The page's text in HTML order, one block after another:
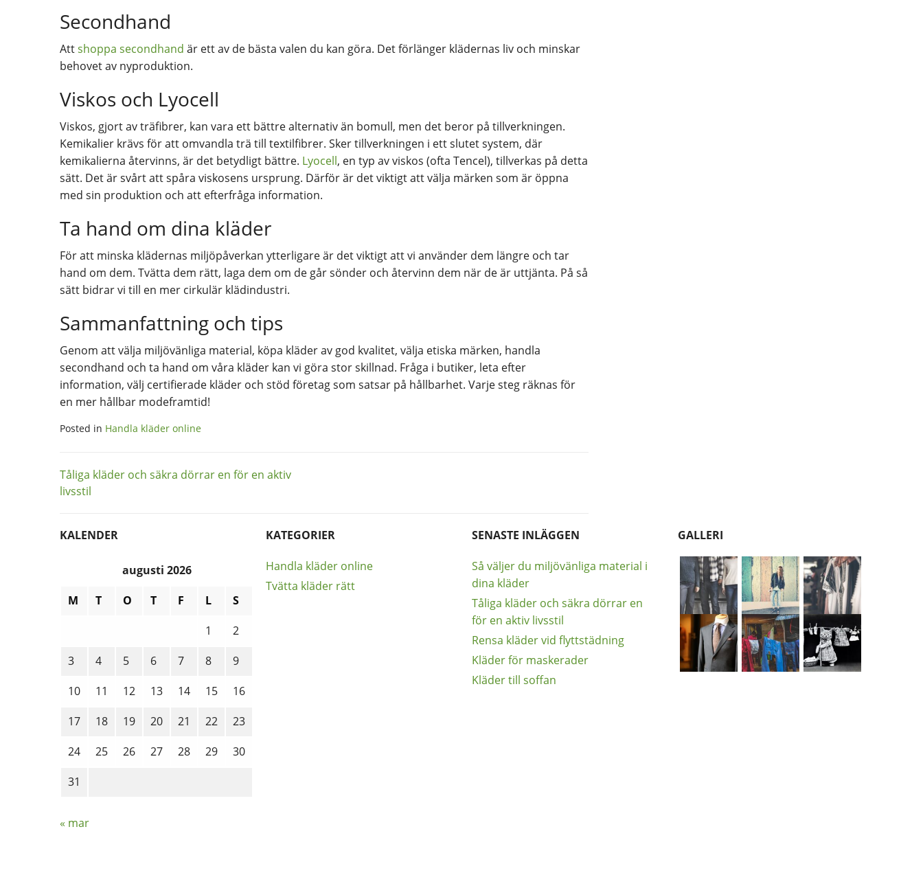
Secondhand
Attshoppa secondhand är ett av de bästa valen du kan göra. Det förlänger klädernas liv och minskar
behovet av nyproduktion.
Viskos och Lyocell
Viskos, gjort av träfibrer, kan vara ett bättre alternativ än bomull, men det beror på tillverkningen.
Kemikalier krävs för att omvandla trä till textilfibrer. Sker tillverkningen i ett slutet system, där
kemikalierna återvinns, är det betydligt bättre. Lyocell, en typ av viskos (ofta Tencel), tillverkas på detta
sätt. Det är svårt att spåra viskosens ursprung. Därför är det viktigt att välja märken som är öppna
med sin produktion och att efterfråga information.
Ta hand om dina kläder
För att minska klädernas miljöpåverkan ytterligare är det viktigt att vi använder dem längre och tar
hand om dem. Tvätta dem rätt, laga dem om de går sönder och återvinn dem när de är uttjänta. På så
sätt bidrar vi till en mer cirkulär klädindustri.
Sammanfattning och tips
Genom att välja miljövänliga material, köpa kläder av god kvalitet, välja etiska märken, handla
secondhand och ta hand om våra kläder kan vi göra stor skillnad. Fråga i butiker, leta efter
information, välj certifierade kläder och stöd företag som satsar på hållbarhet. Varje steg räknas för
en mer hållbar modeframtid!
Posted in Handla kläder online
Inläggsnavigering
Tåliga kläder och säkra dörrar en för en aktiv
livsstil
KALENDER
augusti 2026
M
T O T F L
S
1
2
3
4 5 6 7 8
9
10
11 12 13 14 15
16
17
18 19 20 21 22
23
24
25 26 27 28 29
30
31
« mar
KATEGORIER
Handla kläder online
Tvätta kläder rätt
SENASTE INLÄGGEN
Så väljer du miljövänliga material i
dina kläder
Tåliga kläder och säkra dörrar en
för en aktiv livsstil
Rensa kläder vid flyttstädning
Kläder för maskerader
Kläder till soffan
GALLERI